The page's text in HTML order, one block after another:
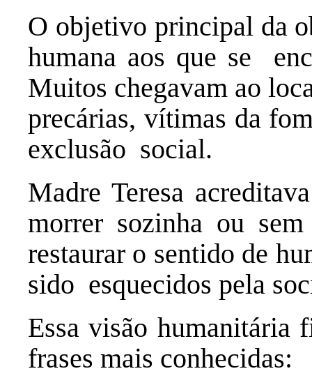
O objetivo principal da
humana aos que se
Muitos chegavam ao
precárias, vítimas da
exclusão social.
Madre Teresa
morrer sozinha ou
restaurar o sentido de
sido esquecidos pela
Essa visão humanitária
frases mais conhecidas: